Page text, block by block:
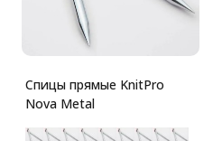
Спицы прямые KnitPro
Nova Metal